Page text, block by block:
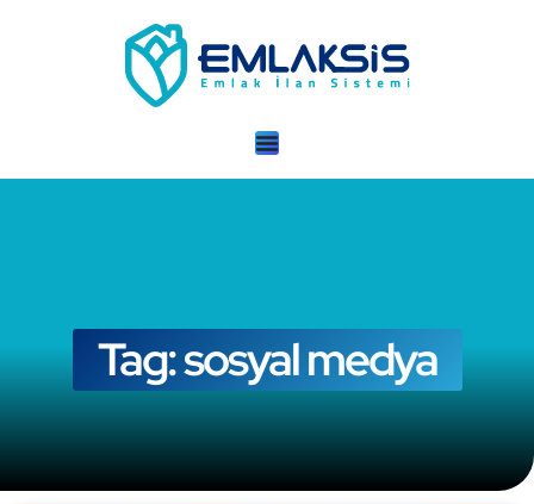
Tag: sosyal medya